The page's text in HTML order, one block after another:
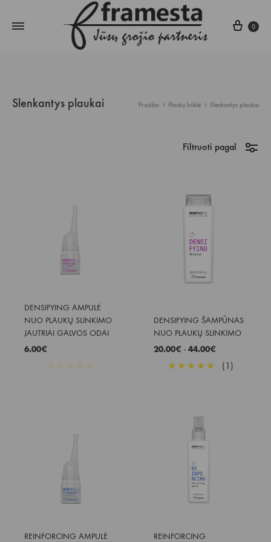
0
Slenkantys plaukai Pradžia Plaukų būklė Slenkantys plaukai
Filtruoti pagal
DENSIFYING AMPULĖ
NUO PLAUKŲ SLINKIMO
JAUTRIAI GALVOS ODAI
6.00€
★ ★ ★ ★ ★
DENSIFYING ŠAMPŪNAS
NUO PLAUKŲ SLINKIMO
20.00€ - 44.00€
★ ★ ★ ★ ★ (1)
REINFORCING AMPULĖ
REINFORCING